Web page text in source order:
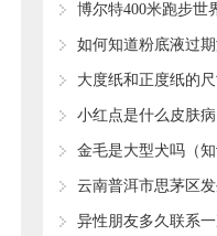
宝的小妙招！
博尔特400米跑步世
上世界纪录的七次
如何知道粉底液过
否过期
大度纸和正度纸的
小红点是什么皮肤
个病因）
金毛是大型犬吗（
类型）
云南普洱市思茅区
震破坏力如何？
异性朋友多久联系